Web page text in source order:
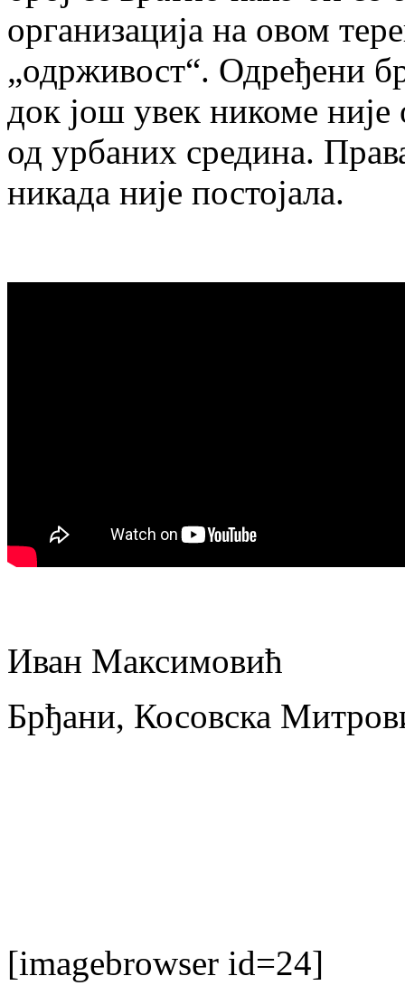
организација на овом
„одрживост“. Одређени
док још увек никоме
од урбаних средина.
никада није постојала.
Иван Максимовић
Брђани, Косовска
[imagebrowser id=24]